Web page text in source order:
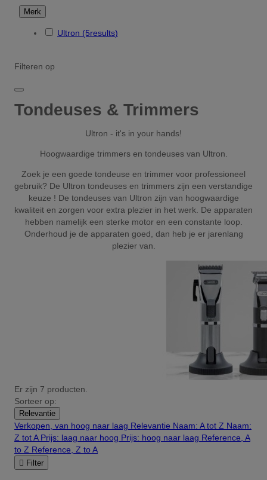
Merk
Ultron (5results)
Filteren op
Tondeuses & Trimmers
Ultron - it's in your hands!
Hoogwaardige trimmers en tondeuses van Ultron.
Zoek je een goede tondeuse en trimmer voor professioneel
gebruik? De Ultron tondeuses en trimmers zijn een verstandige
keuze ! De tondeuses van Ultron zijn van hoogwaardige
kwaliteit en zorgen voor extra plezier in het werk. De apparaten
hebben namelijk een sterke motor en een constante loop.
Onderhoud je de apparaten goed, dan heb je er jarenlang
plezier van.
Er zijn 7 producten.
Sorteer op:
Relevantie
Verkopen, van hoog naar laag Relevantie Naam: A tot Z Naam:
Z tot A Prijs: laag naar hoog Prijs: hoog naar laag Reference, A
to Z Reference, Z to A
 Filter